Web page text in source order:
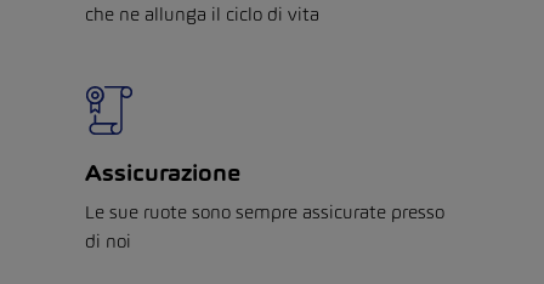
che ne allunga il ciclo di vita
Assicurazione
Le sue ruote sono sempre assicurate presso
di noi